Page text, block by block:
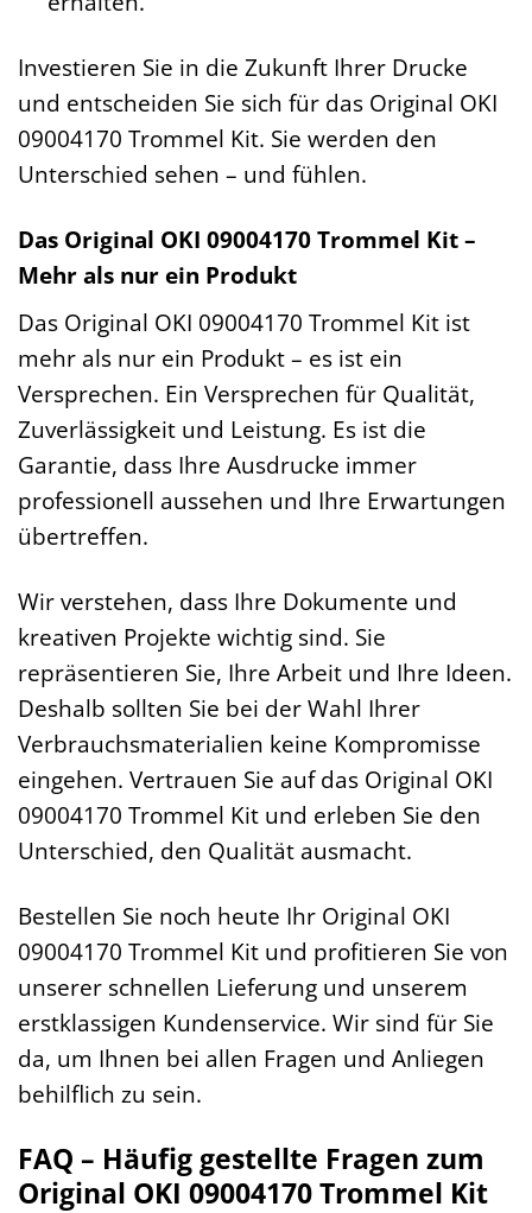
Investieren Sie in die Zukunft Ihrer Drucke
und entscheiden Sie sich für das Original OKI
09004170 Trommel Kit. Sie werden den
Unterschied sehen – und fühlen.
Das Original OKI 09004170 Trommel Kit –
Mehr als nur ein Produkt
Das Original OKI 09004170 Trommel Kit ist
mehr als nur ein Produkt – es ist ein
Versprechen. Ein Versprechen für Qualität,
Zuverlässigkeit und Leistung. Es ist die
Garantie, dass Ihre Ausdrucke immer
professionell aussehen und Ihre Erwartungen
übertreffen.
Wir verstehen, dass Ihre Dokumente und
kreativen Projekte wichtig sind. Sie
repräsentieren Sie, Ihre Arbeit und Ihre Ideen.
Deshalb sollten Sie bei der Wahl Ihrer
Verbrauchsmaterialien keine Kompromisse
eingehen. Vertrauen Sie auf das Original OKI
09004170 Trommel Kit und erleben Sie den
Unterschied, den Qualität ausmacht.
Bestellen Sie noch heute Ihr Original OKI
09004170 Trommel Kit und profitieren Sie von
unserer schnellen Lieferung und unserem
erstklassigen Kundenservice. Wir sind für Sie
da, um Ihnen bei allen Fragen und Anliegen
behilflich zu sein.
FAQ – Häufig gestellte Fragen zum
Original OKI 09004170 Trommel Kit